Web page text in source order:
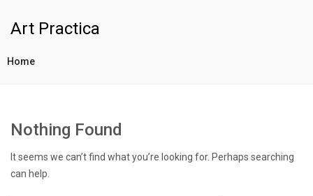
Art Practica
Home
Nothing Found
It seems we can’t find what you’re looking for. Perhaps searching
can help.